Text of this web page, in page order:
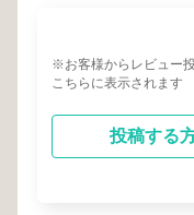
※お客様からレビュー
こちらに表示されます
投稿する